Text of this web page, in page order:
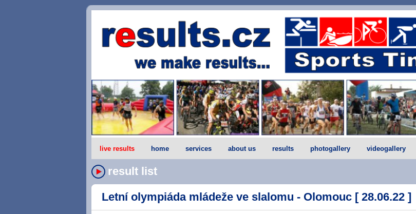
live results home services about us results photogallery videogallery
result list
Letní olympiáda mládeže ve slalomu - Olomouc [ 28.06.22 ]